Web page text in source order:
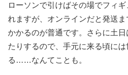
ローソンで引けばその場でフィ
れますが、オンラインだと発送ま
かかるのが普通です。さらに土
たりするので、手元に来る頃に
る……なんてことも。